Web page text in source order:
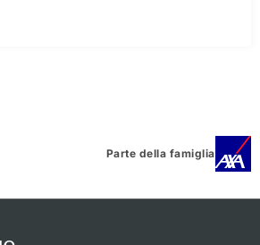
Parte della famiglia